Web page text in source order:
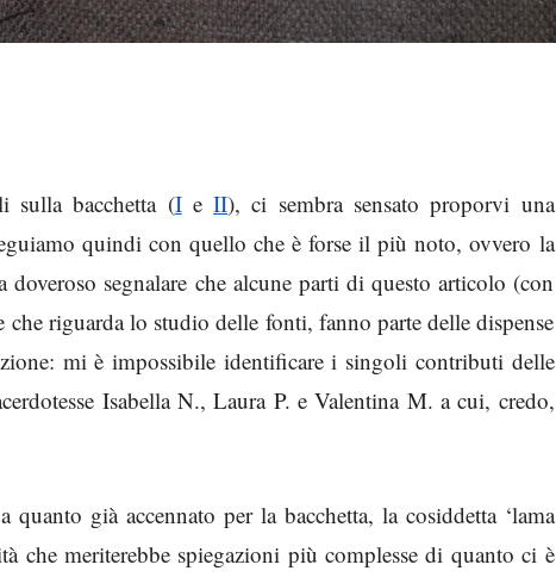
sulla bacchetta (IeII), ci sembra sensato proporvi una
quindi con quello che è forse il più noto, ovvero la
segnalare che alcune parti di questo articolo (con
riguarda lo studio delle fonti, fanno parte delle dispense
mi è impossibile identificare i singoli contributi delle
Isabella N., Laura P. e Valentina M. a cui, credo,
già accennato per la bacchetta, la cosiddetta ‘lama
che meriterebbe spiegazioni più complesse di quanto ci è